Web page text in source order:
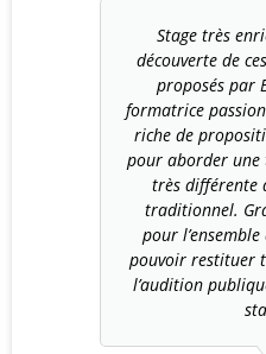
Stage très
découverte de
proposés par
formatrice
riche de
pour aborder une
très différente
traditionnel.
pour
pouvoir restituer
l’audition